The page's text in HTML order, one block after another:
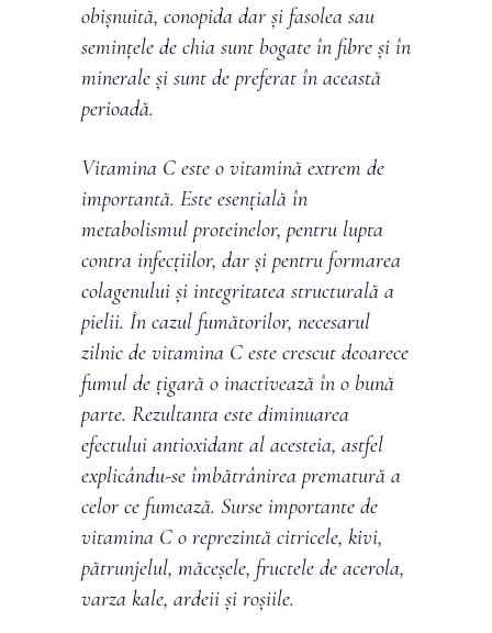
obișnuită, conopida dar și fasolea sau
semințele de chia sunt bogate în fibre și în
minerale și sunt de preferat în această
perioadă.
Vitamina C este o vitamină extrem de
importantă. Este esențială în
metabolismul proteinelor, pentru lupta
contra infecțiilor, dar și pentru formarea
colagenului și integritatea structurală a
pielii. În cazul fumătorilor, necesarul
zilnic de vitamina C este crescut deoarece
fumul de țigară o inactivează în o bună
parte. Rezultanta este diminuarea
efectului antioxidant al acesteia, astfel
explicându-se îmbătrânirea prematură a
celor ce fumează. Surse importante de
vitamina C o reprezintă citricele, kivi,
pătrunjelul, măceșele, fructele de acerola,
varza kale, ardeii și roșiile.